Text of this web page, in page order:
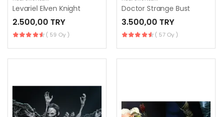
Levariel Elven Knight
2.500,00 TRY
( 59 Oy )
Doctor Strange Bust
3.500,00 TRY
( 57 Oy )